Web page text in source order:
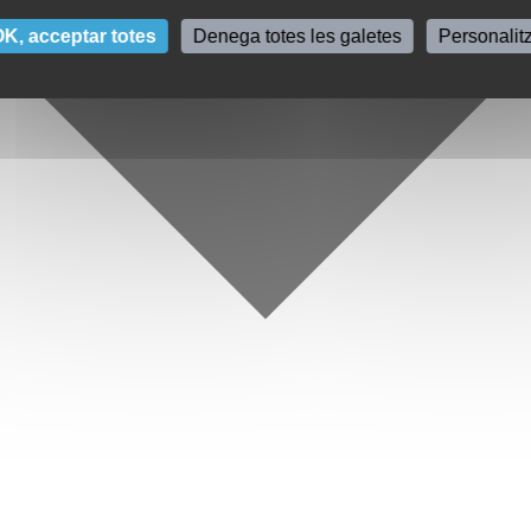
acceptar totes Denega totes les galetes